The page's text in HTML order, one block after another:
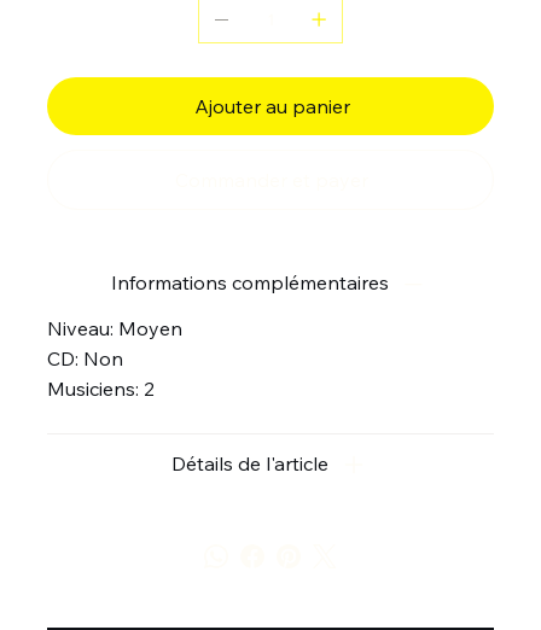
Ajouter au panier
Informations complémentaires
Niveau: Moyen
CD: Non
Musiciens: 2
Détails de l'article